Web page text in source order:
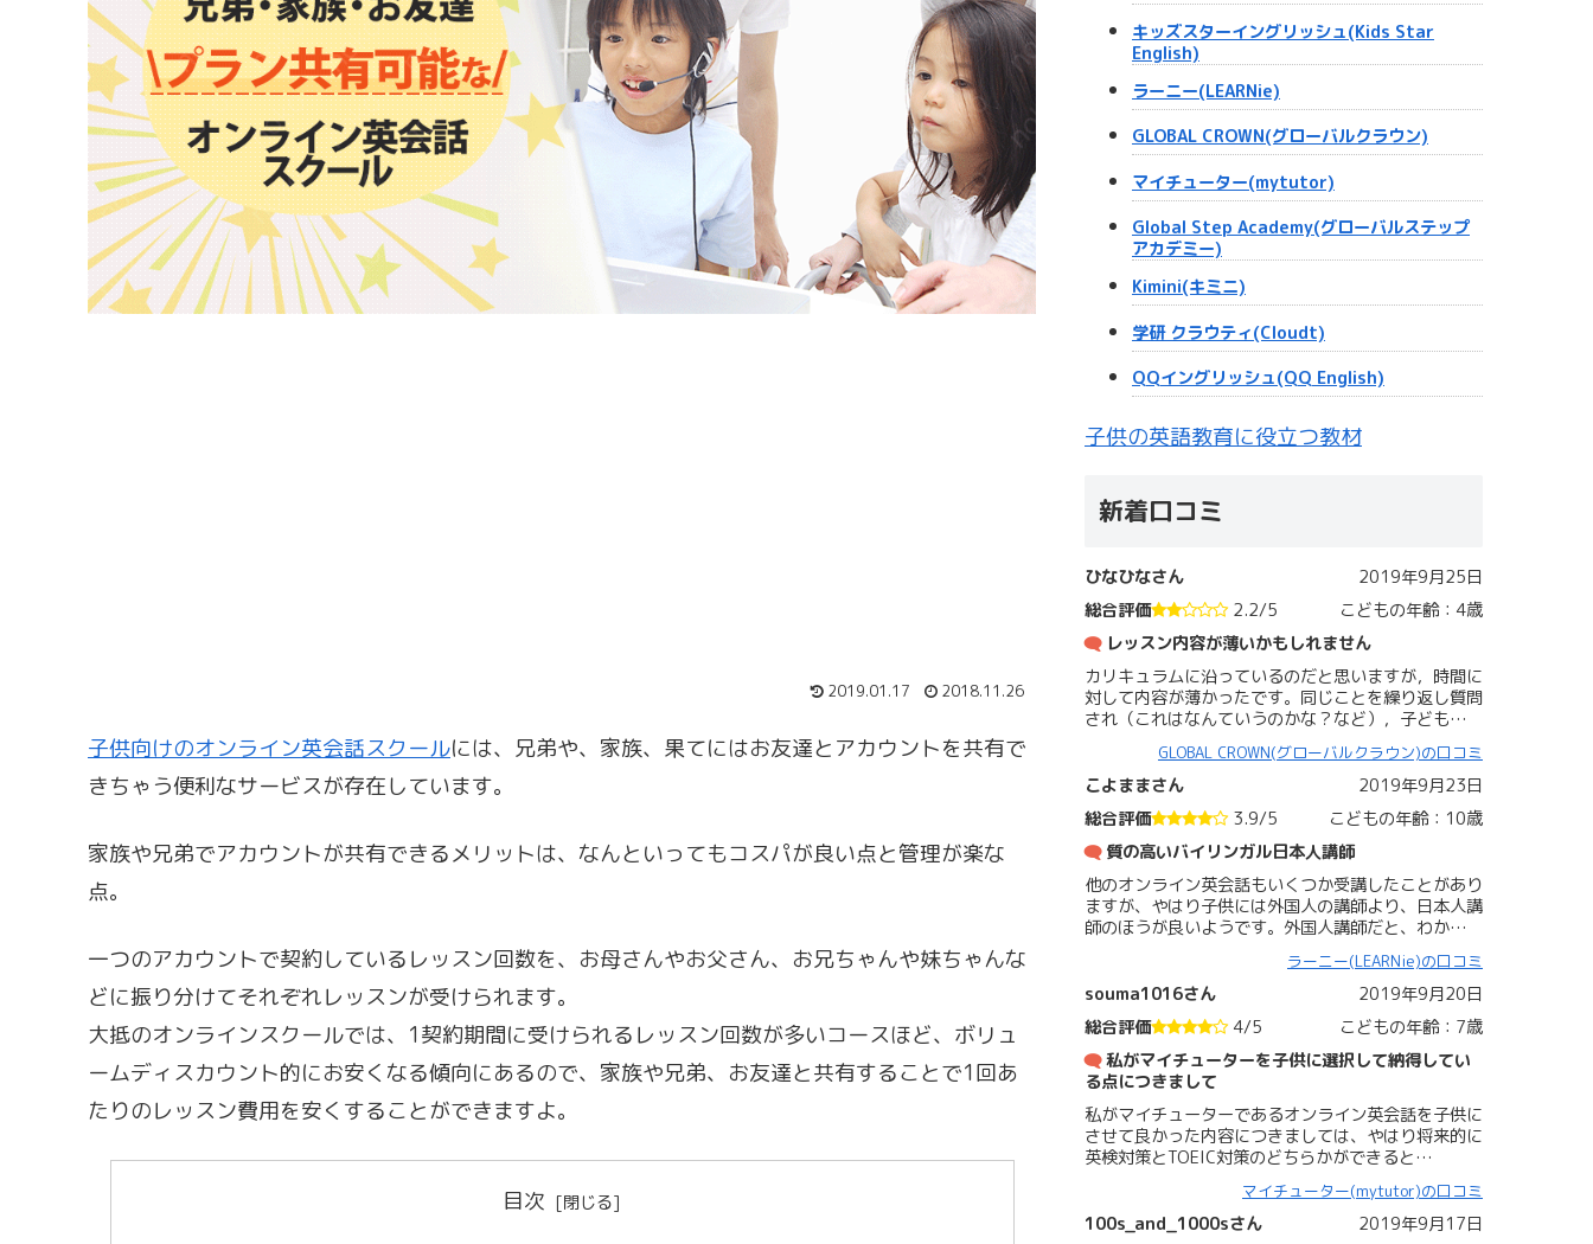
2019.01.17 2018.11.26
子供向けのオンライン英会話スクールには、兄弟や、家族、果てにはお友達とアカウントを共有で
きちゃう便利なサービスが存在しています。
家族や兄弟でアカウントが共有できるメリットは、なんといってもコスパが良い点と管理が楽な
点。
一つのアカウントで契約しているレッスン回数を、お母さんやお父さん、お兄ちゃんや妹ちゃんな
どに振り分けてそれぞれレッスンが受けられます。
大抵のオンラインスクールでは、1契約期間に受けられるレッスン回数が多いコースほど、ボリュ
ームディスカウント的にお安くなる傾向にあるので、家族や兄弟、お友達と共有することで1回あ
たりのレッスン費用を安くすることができますよ。
目次
キッズスターイングリッシュ(Kids Star
English)
ラーニー(LEARNie)
GLOBAL CROWN(グローバルクラウン)
マイチューター(mytutor)
Global Step Academy(グローバルステップ
アカデミー)
Kimini(キミニ)
学研 クラウティ(Cloudt)
QQイングリッシュ(QQ English)
子供の英語教育に役立つ教材
新着口コミ
ひなひなさん
2019年9月25日
こどもの年齢：4歳
総合評価
2.2/5
レッスン内容が薄いかもしれません
カリキュラムに沿っているのだと思いますが，時間に
対して内容が薄かったです。同じことを繰り返し質問
され（これはなんていうのかな？など），子ども…
GLOBAL CROWN(グローバルクラウン)の口コミ
こよままさん
2019年9月23日
こどもの年齢：10歳
総合評価
3.9/5
質の高いバイリンガル日本人講師
他のオンライン英会話もいくつか受講したことがあり
ますが、やはり子供には外国人の講師より、日本人講
師のほうが良いようです。外国人講師だと、わか…
ラーニー(LEARNie)の口コミ
souma1016さん
2019年9月20日
こどもの年齢：7歳
総合評価
4/5
私がマイチューターを子供に選択して納得してい
る点につきまして
私がマイチューターであるオンライン英会話を子供に
させて良かった内容につきましては、やはり将来的に
英検対策とTOEIC対策のどちらかができると…
マイチューター(mytutor)の口コミ
100s_and_1000sさん
2019年9月17日